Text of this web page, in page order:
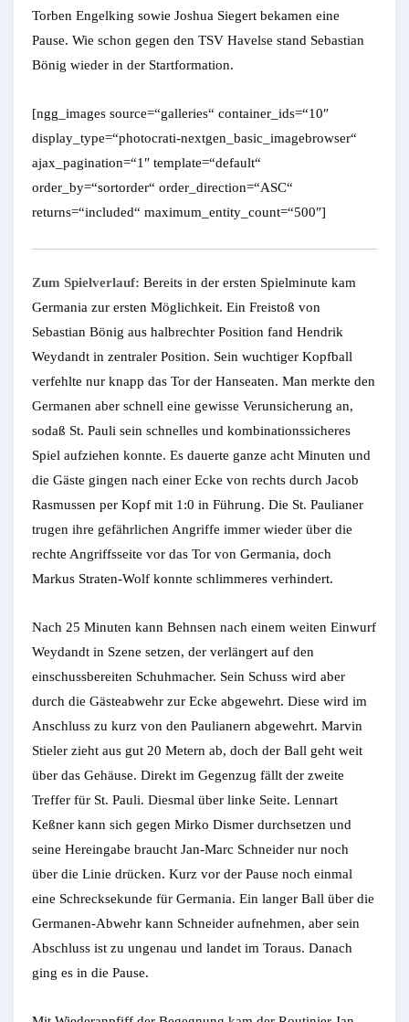
Torben Engelking sowie Joshua Siegert bekamen eine
Pause. Wie schon gegen den TSV Havelse stand Sebastian
Bönig wieder in der Startformation.
[ngg_images source=“galleries“ container_ids=“10″
display_type=“photocrati-nextgen_basic_imagebrowser“
ajax_pagination=“1″ template=“default“
order_by=“sortorder“ order_direction=“ASC“
returns=“included“ maximum_entity_count=“500″]
Zum Spielverlauf: Bereits in der ersten Spielminute kam
Germania zur ersten Möglichkeit. Ein Freistoß von
Sebastian Bönig aus halbrechter Position fand Hendrik
Weydandt in zentraler Position. Sein wuchtiger Kopfball
verfehlte nur knapp das Tor der Hanseaten. Man merkte den
Germanen aber schnell eine gewisse Verunsicherung an,
sodaß St. Pauli sein schnelles und kombinationssicheres
Spiel aufziehen konnte. Es dauerte ganze acht Minuten und
die Gäste gingen nach einer Ecke von rechts durch Jacob
Rasmussen per Kopf mit 1:0 in Führung. Die St. Paulianer
trugen ihre gefährlichen Angriffe immer wieder über die
rechte Angriffsseite vor das Tor von Germania, doch
Markus Straten-Wolf konnte schlimmeres verhindert.
Nach 25 Minuten kann Behnsen nach einem weiten Einwurf
Weydandt in Szene setzen, der verlängert auf den
einschussbereiten Schuhmacher. Sein Schuss wird aber
durch die Gästeabwehr zur Ecke abgewehrt. Diese wird im
Anschluss zu kurz von den Paulianern abgewehrt. Marvin
Stieler zieht aus gut 20 Metern ab, doch der Ball geht weit
über das Gehäuse. Direkt im Gegenzug fällt der zweite
Treffer für St. Pauli. Diesmal über linke Seite. Lennart
Keßner kann sich gegen Mirko Dismer durchsetzen und
seine Hereingabe braucht Jan-Marc Schneider nur noch
über die Linie drücken. Kurz vor der Pause noch einmal
eine Schrecksekunde für Germania. Ein langer Ball über die
Germanen-Abwehr kann Schneider aufnehmen, aber sein
Abschluss ist zu ungenau und landet im Toraus. Danach
ging es in die Pause.